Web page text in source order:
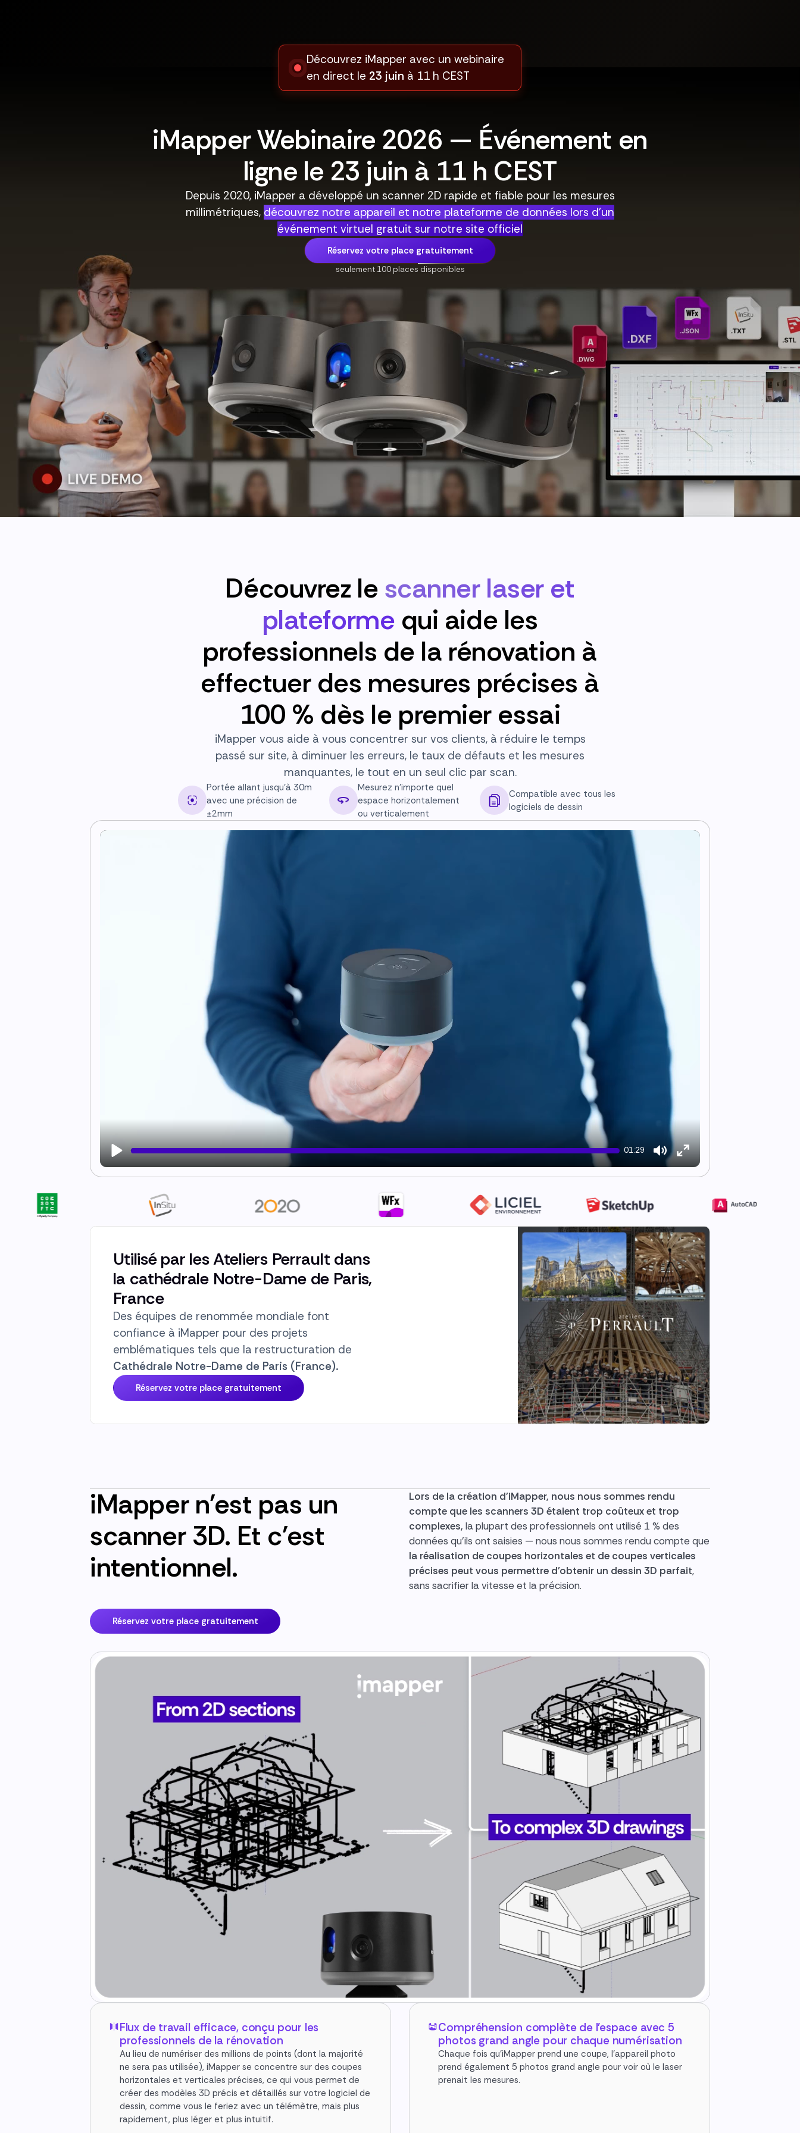
Découvrez iMapper avec un webinaire
en direct le 23 juin à 11 h CEST
iMapper Webinaire 2026 — Événement en
ligne le 23 juin à 11 h CEST
Depuis 2020, iMapper a développé un scanner 2D rapide et fiable pour les mesures
millimétriques, découvrez notre appareil et notre plateforme de données lors d'un
événement virtuel gratuit sur notre site officiel
Réservez votre place gratuitement
seulement 100 places disponibles
Découvrez le scanner laser et
plateforme qui aide les
professionnels de la rénovation à
effectuer des mesures précises à
100 % dès le premier essai
iMapper vous aide à vous concentrer sur vos clients, à réduire le temps
passé sur site, à diminuer les erreurs, le taux de défauts et les mesures
manquantes, le tout en un seul clic par scan.
Portée allant jusqu'à 30m
avec une précision de
±2mm
Mesurez n'importe quel
espace horizontalement
ou verticalement
Compatible avec tous les
logiciels de dessin
Play
01:29
MuteEnter
fullscreen
Utilisé par les Ateliers Perrault dans
la cathédrale Notre-Dame de Paris,
France
Des équipes de renommée mondiale font
confiance à iMapper pour des projets
emblématiques tels que la restructuration de
Cathédrale Notre-Dame de Paris (France).
Réservez votre place gratuitement
iMapper n'est pas un
scanner 3D. Et c'est
intentionnel.
Lors de la création d'iMapper, nous nous sommes rendu
compte que les scanners 3D étaient trop coûteux et trop
complexes, la plupart des professionnels ont utilisé 1 % des
données qu'ils ont saisies — nous nous sommes rendu compte que
la réalisation de coupes horizontales et de coupes verticales
précises peut vous permettre d'obtenir un dessin 3D parfait,
sans sacrifier la vitesse et la précision.
Réservez votre place gratuitement
Flux de travail efficace, conçu pour les
professionnels de la rénovation
Au lieu de numériser des millions de points (dont la majorité
ne sera pas utilisée), iMapper se concentre sur des coupes
horizontales et verticales précises, ce qui vous permet de
créer des modèles 3D précis et détaillés sur votre logiciel de
dessin, comme vous le feriez avec un télémètre, mais plus
rapidement, plus léger et plus intuitif.
Compréhension complète de l'espace avec 5
photos grand angle pour chaque numérisation
Chaque fois qu'iMapper prend une coupe, l'appareil photo
prend également 5 photos grand angle pour voir où le laser
prenait les mesures.